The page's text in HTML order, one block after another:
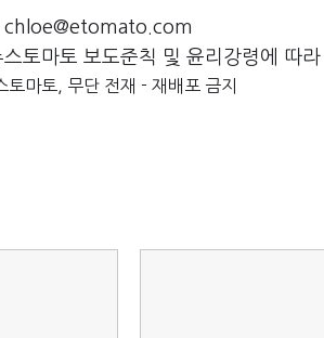
chloe@etomato.com
토마토 보도준칙 및 윤리강령에 따
마토, 무단 전재 - 재배포 금지